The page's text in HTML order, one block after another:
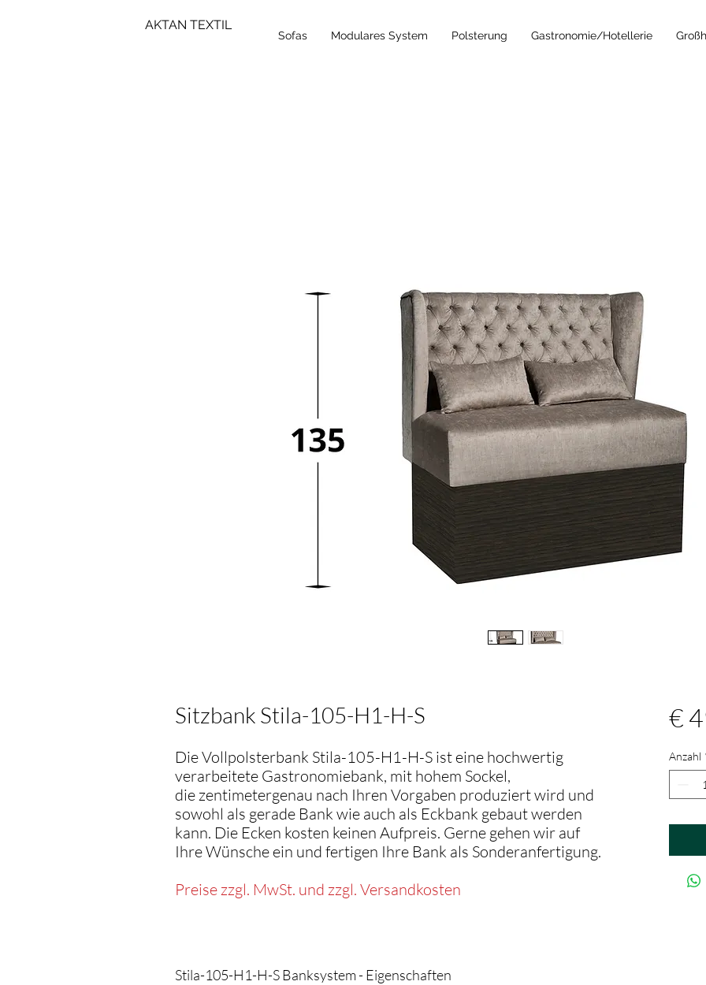
Sofas Modulares System Polsterung Gastronomie/Hotellerie
AKTAN TEXTIL
Sitzbank Stila-105-H1-H-S
Die Vollpolsterbank Stila-105-H1-H-S ist eine hochwertig
verarbeitete Gastronomiebank, mit hohem Sockel,
die zentimetergenau nach Ihren Vorgaben produziert wird und
sowohl als gerade Bank wie auch als Eckbank gebaut werden
kann. Die Ecken kosten keinen Aufpreis. Gerne gehen wir auf
Ihre Wünsche ein und fertigen Ihre Bank als Sonderanfertigung.
Preise zzgl. MwSt. und zzgl. Versandkosten
Stila-105-H1-H-S Banksystem - Eigenschaften
€
Anzahl